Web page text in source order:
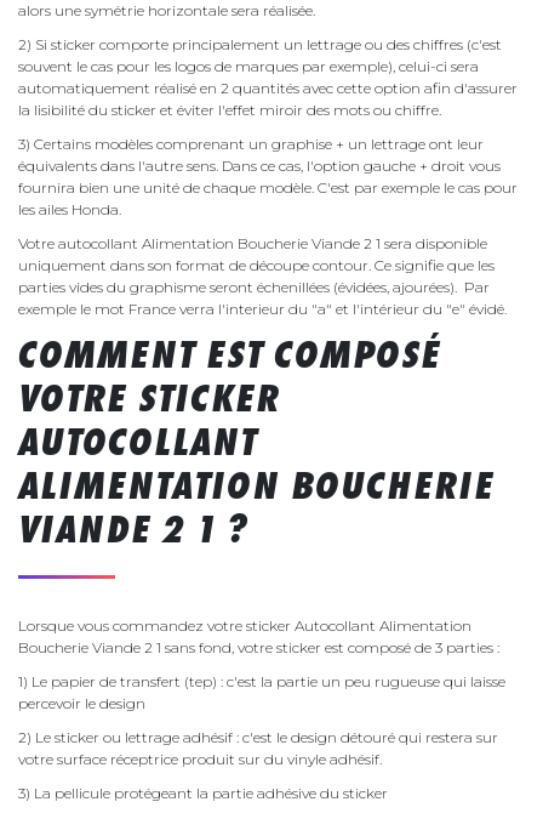
alors une symétrie horizontale sera réalisée.
2) Si sticker comporte principalement un lettrage ou des chiffres (c'est
souvent le cas pour les logos de marques par exemple), celui-ci sera
automatiquement réalisé en 2 quantités avec cette option afin d'assurer
la lisibilité du sticker et éviter l'effet miroir des mots ou chiffre.
3) Certains modèles comprenant un graphise + un lettrage ont leur
équivalents dans l'autre sens. Dans ce cas, l'option gauche + droit vous
fournira bien une unité de chaque modèle. C'est par exemple le cas pour
les ailes Honda.
Votre autocollant Alimentation Boucherie Viande 2 1 sera disponible
uniquement dans son format de découpe contour. Ce signifie que les
parties vides du graphisme seront échenillées (évidées, ajourées). Par
exemple le mot France verra l'interieur du "a" et l'intérieur du "e" évidé.
COMMENT EST COMPOSÉ
VOTRE STICKER
AUTOCOLLANT
ALIMENTATION BOUCHERIE
VIANDE 2 1 ?
Lorsque vous commandez votre sticker Autocollant Alimentation
Boucherie Viande 2 1 sans fond, votre sticker est composé de 3 parties :
1) Le papier de transfert (tep) : c'est la partie un peu rugueuse qui laisse
percevoir le design
2) Le sticker ou lettrage adhésif : c'est le design détouré qui restera sur
votre surface réceptrice produit sur du vinyle adhésif.
3) La pellicule protégeant la partie adhésive du sticker